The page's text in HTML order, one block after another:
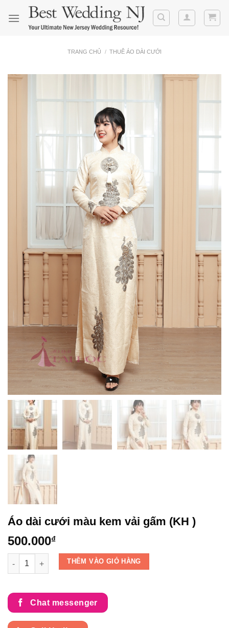
TRANG CHỦ / THUÊ ÁO DÀI CƯỚI
Áo dài cưới màu kem vải gấm (KH )
500.000₫
Áo dài cưới màu kem vải gấm (KH ) số lượng
THÊM VÀO GIỎ HÀNG
Chat messenger